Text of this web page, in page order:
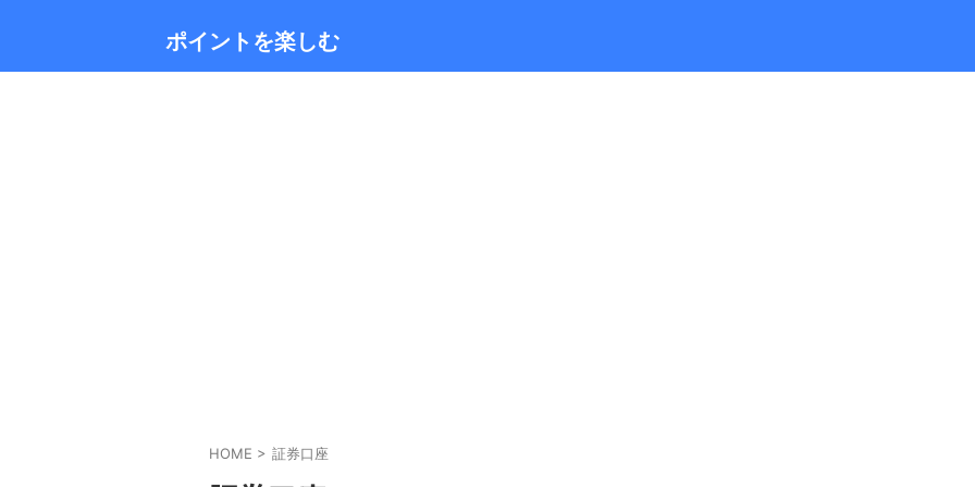
ポイントを楽しむ
HOME > 証券口座